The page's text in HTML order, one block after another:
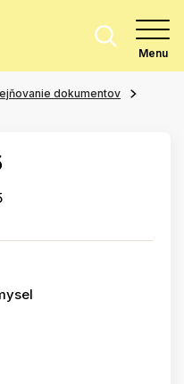
Menu
dokumentov